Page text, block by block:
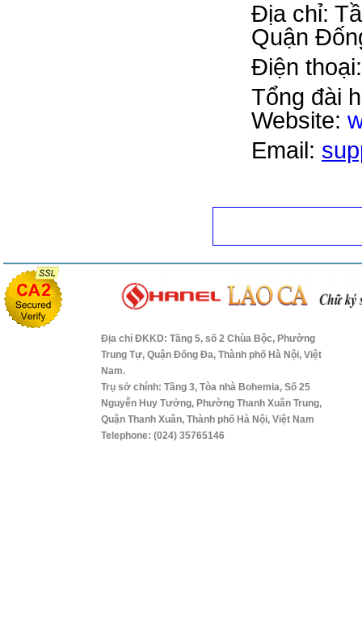
Địa chỉ:
Quận
Điện
Tổng đài
Website:
Email:
Địa chỉ ĐKKD: Tầng 5, số 2 Chùa Bộc, Phường
Trung Tự, Quận Đống Đa, Thành phố Hà Nội, Việt
Nam.
Trụ sở chính: Tầng 3, Tòa nhà Bohemia, Số 25
Nguyễn Huy Tưởng, Phường Thanh Xuân Trung,
Quận Thanh Xuân, Thành phố Hà Nội, Việt Nam
Telephone: (024) 35765146